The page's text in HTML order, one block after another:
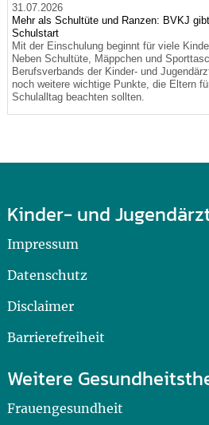
31.07.2026
Mehr als Schultüte und Ranzen: BVKJ
Schulstart
Mit der Einschulung beginnt für viele
Neben Schultüte, Mäppchen und
Berufsverbands der Kinder- und
noch weitere wichtige Punkte, die Eltern
Schulalltag beachten sollten.
Kinder- und
Impressum
Datenschutz
Disclaimer
Barrierefreiheit
Weitere
Frauengesundheit